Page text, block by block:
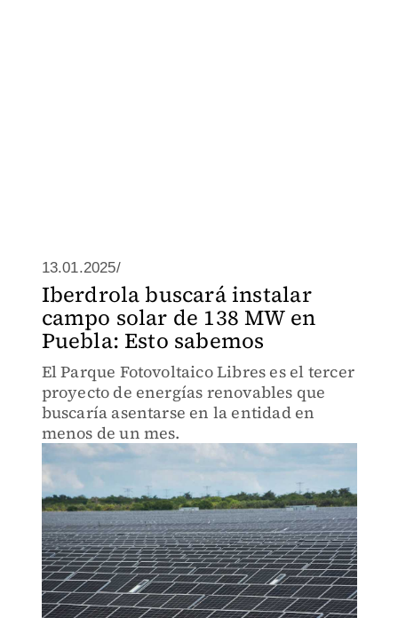
13.01.2025/
Iberdrola buscará instalar
campo solar de 138 MW en
Puebla: Esto sabemos
El Parque Fotovoltaico Libres es el tercer
proyecto de energías renovables que
buscaría asentarse en la entidad en
menos de un mes.